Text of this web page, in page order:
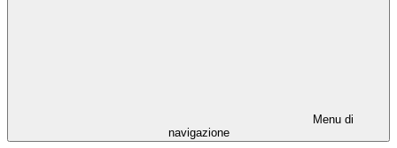
Menu di
navigazione